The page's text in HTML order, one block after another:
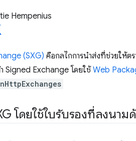
Hempenius
(SXG) คือกลไกการนำส่งที่ช่วยให้
Signed Exchange โดยใช้ Web
โดยใช้ใบรับรองที่ลงนาม